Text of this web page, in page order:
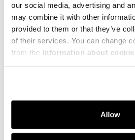
our social media, advertising and
may combine it with other
provided to them or that they’ve
of their services. You can change
from the Information about
Allow
Dilukshi Soysa,
Tommy Lyons,
Johanna Berg
Melodic project
among young adults
Petri Lappalainen
Taiteilijaidentiteetin